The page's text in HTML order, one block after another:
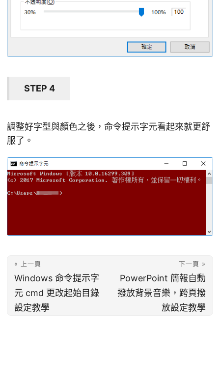
STEP 4
調整好字型與顏色之後，命令提示字元看起來就更舒
服了。
« 上一頁
Windows 命令提示字
元 cmd 更改起始目錄
設定教學
下一頁 »
PowerPoint 簡報自動
撥放背景音樂，跨頁撥
放設定教學